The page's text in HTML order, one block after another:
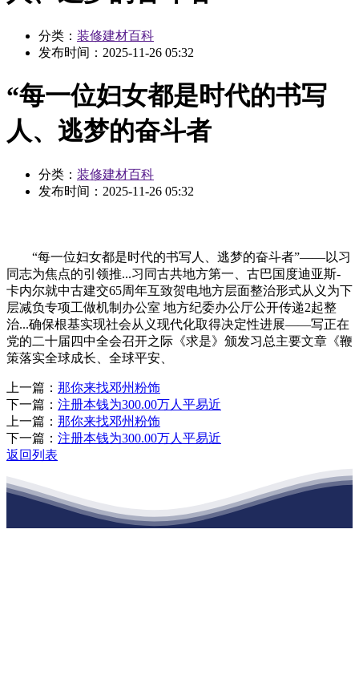
分类： 装修建材百科
发布时间： 2025-11-26 05:32
“每一位妇女都是时代的书写
人、逃梦的奋斗者
分类： 装修建材百科
发布时间： 2025-11-26 05:32
“每一位妇女都是时代的书写人、逃梦的奋斗者”——以习
同志为焦点的引领推...习同古共地方第一、古巴国度迪亚斯-
卡内尔就中古建交65周年互致贺电地方层面整治形式从义为下
层减负专项工做机制办公室 地方纪委办公厅公开传递2起整
治...确保根基实现社会从义现代化取得决定性进展——写正在
党的二十届四中全会召开之际《求是》颁发习总主要文章《鞭
策落实全球成长、全球平安、
上一篇： 那你来找邓州粉饰
下一篇： 注册本钱为300.00万人平易近
上一篇： 那你来找邓州粉饰
下一篇： 注册本钱为300.00万人平易近
返回列表